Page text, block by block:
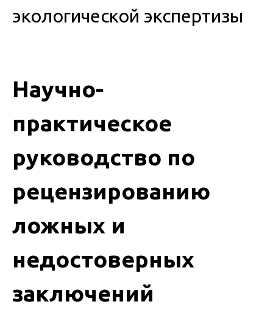
экологической экспертизы
Научно-
практическое
руководство по
рецензированию
ложных и
недостоверных
заключений